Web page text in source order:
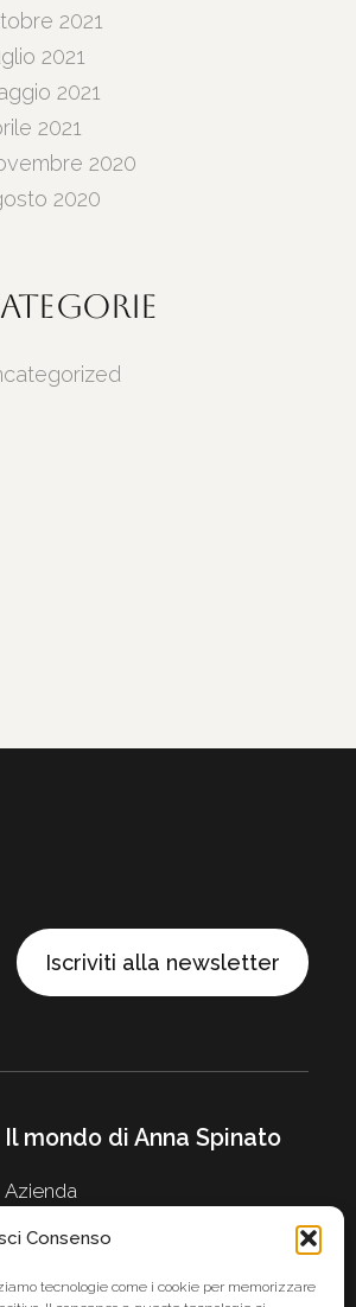
Consenso
tecnologie come i cookie per memorizzare
2021
2021
2021
2021
2020
2020
Iscriviti alla newsletter
Il mondo di Anna Spinato
Azienda
News